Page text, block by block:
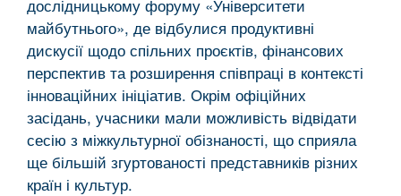
дослідницькому форуму «Університети
майбутнього», де відбулися продуктивні
дискусії щодо спільних проєктів, фінансових
перспектив та розширення співпраці в контексті
інноваційних ініціатив. Окрім офіційних
засідань, учасники мали можливість відвідати
сесію з міжкультурної обізнаності, що сприяла
ще більшій згуртованості представників різних
країн і культур.